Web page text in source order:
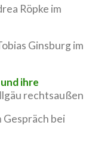
Röpke im
Ginsburg im
ihre
rechtsaußen
Gespräch bei